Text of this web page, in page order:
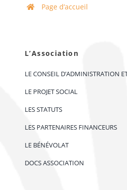
Page d’accueil
L’Association
LE CONSEIL D’ADMINISTRATION
LE PROJET SOCIAL
LES STATUTS
LES PARTENAIRES FINANCEURS
LE BÉNÉVOLAT
DOCS ASSOCIATION